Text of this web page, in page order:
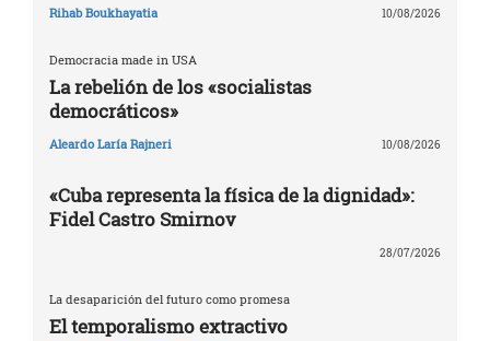
Rihab Boukhayatia 10/08/2026
Democracia made in USA
La rebelión de los «socialistas
democráticos»
Aleardo Laría Rajneri 10/08/2026
«Cuba representa la física de la dignidad»:
Fidel Castro Smirnov
28/07/2026
La desaparición del futuro como promesa
El temporalismo extractivo